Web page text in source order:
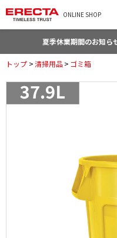
ONLINE SHOP
夏季休業期間のお知ら
トップ >清掃用品> ゴミ箱